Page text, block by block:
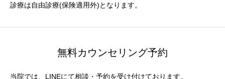
診療は自由診療(保険適用外)となります。
無料カウンセリング予約
当院では、LINEにて相談・予約を受け付けております。